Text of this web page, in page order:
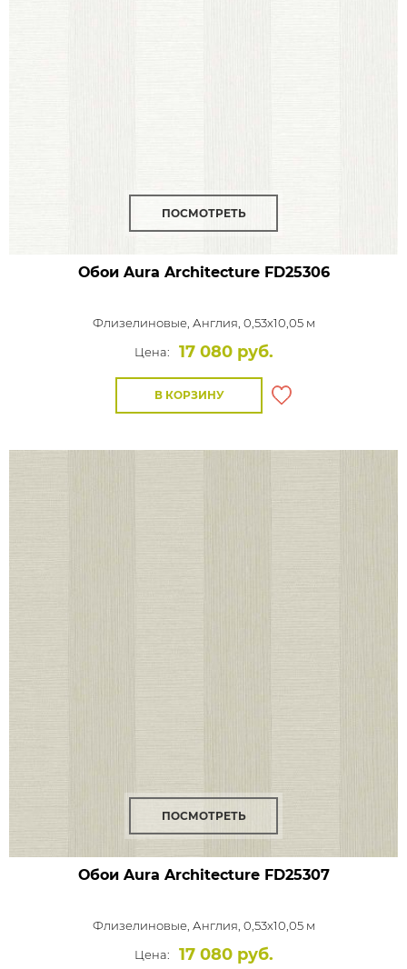
ПОСМОТРЕТЬ
Обои Aura ArchitectureFD25306
Флизелиновые, Англия, 0,53x10,05 м
Цена:
17 080 руб.
В КОРЗИНУ
ПОСМОТРЕТЬ
Обои Aura ArchitectureFD25307
Флизелиновые, Англия, 0,53x10,05 м
Цена:
17 080 руб.